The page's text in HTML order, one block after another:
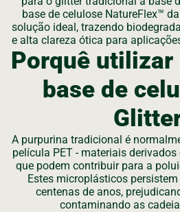
base de celulose NatureFlex™
solução ideal, trazendo
e alta clareza ótica para
Porquê utilizar
base de
A purpurina tradicional é
película PET - materiais
que podem contribuir para a
Estes microplásticos
centenas de anos,
contaminando as